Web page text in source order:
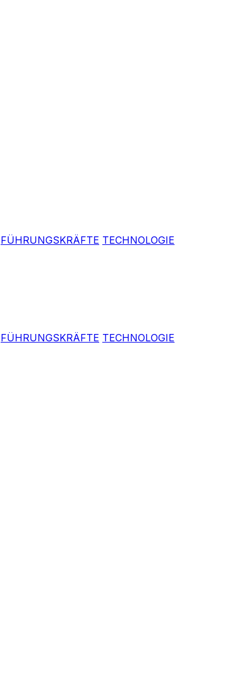
FÜHRUNGSKRÄFTE TECHNOLOGIE
FÜHRUNGSKRÄFTE TECHNOLOGIE